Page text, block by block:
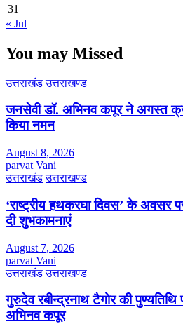
31
« Jul
You may Missed
उत्तराखंड उत्तराखण्ड
जनसेवी डॉ. अभिनव कपूर ने अगस्त
किया नमन
August 8, 2026
parvat Vani
उत्तराखंड उत्तराखण्ड
‘राष्ट्रीय हथकरघा दिवस’ के अवसर
दी शुभकामनाएं
August 7, 2026
parvat Vani
उत्तराखंड उत्तराखण्ड
गुरुदेव रबीन्द्रनाथ टैगोर की
अभिनव कपूर